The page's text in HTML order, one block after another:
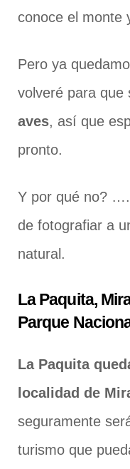
conoce el monte
Pero ya
volveré para que
aves, así que
pronto.
Y por qué no?
de fotografiar a
natural.
La Paquita,
Parque
La Paquita
localidad de
seguramente
turismo que